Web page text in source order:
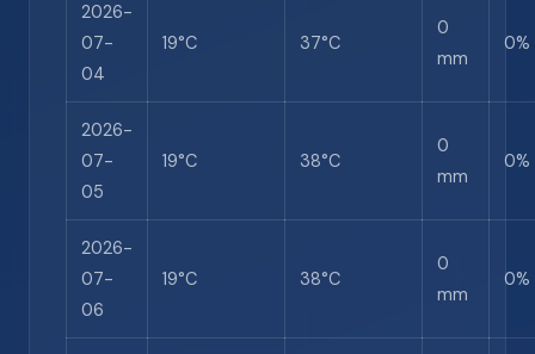
2026-
07-
04
19°C 37°C
0
mm
0%
2026-
07-
05
19°C 38°C
0
mm
0%
2026-
07-
06
19°C 38°C
0
mm
0%